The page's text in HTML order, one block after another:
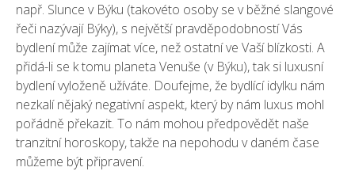
např. Slunce v Býku (takovéto osoby se v běžné slangové
řeči nazývají Býky), s největší pravděpodobností Vás
bydlení může zajímat více, než ostatní ve Vaší blízkosti. A
přidá-li se k tomu planeta Venuše (v Býku), tak si luxusní
bydlení vyloženě užíváte. Doufejme, že bydlící idylku nám
nezkalí nějaký negativní aspekt, který by nám luxus mohl
pořádně překazit. To nám mohou předpovědět naše
tranzitní horoskopy, takže na nepohodu v daném čase
můžeme být připravení.